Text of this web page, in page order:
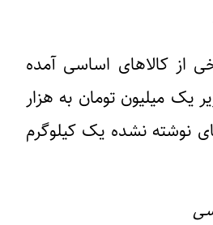
از کالاهای اساسی آمده
میلیون تومان به هزار
نوشته نشده یک کیلوگرم